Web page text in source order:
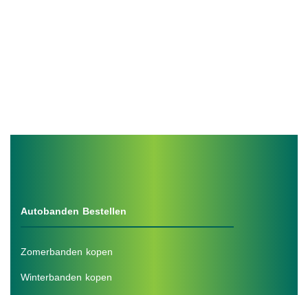
Autobanden Bestellen
Zomerbanden kopen
Winterbanden kopen